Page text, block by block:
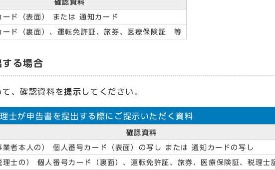
確認資料
ード（表面） または 通知カード
ード（裏面）、運転免許証、旅券、医療保険証 等
る場合
、確認資料を提示 してください。
士が申告書を提出する際にご提示いただく資料
確認資料
業者本人の） 個人番号カード（表面）の写し または 通知カードの写し
理士の） 個人番号カード（裏面）、運転免許証、旅券、医療保険証、税理